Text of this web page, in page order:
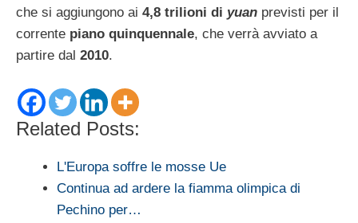
che si aggiungono ai 4,8 trilioni di yuan previsti per il
corrente piano quinquennale, che verrà avviato a
partire dal 2010.
Related Posts:
L'Europa soffre le mosse Ue
Continua ad ardere la fiamma olimpica di
Pechino per…